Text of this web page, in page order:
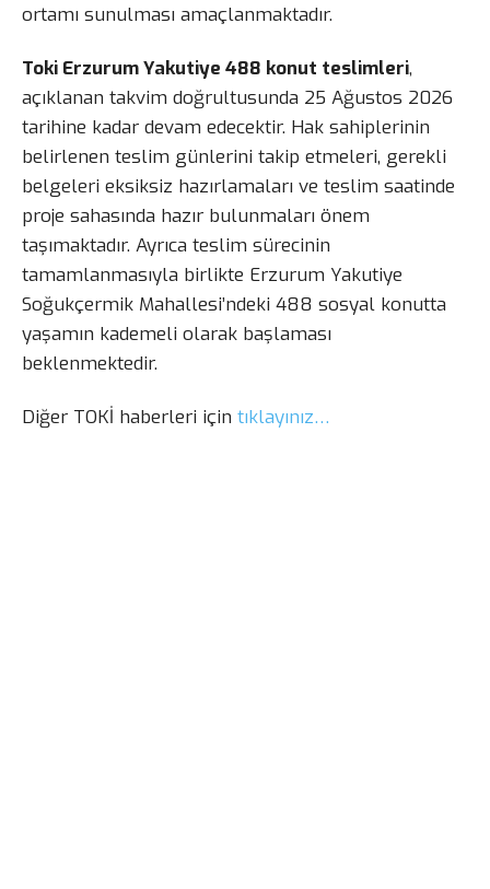
ortamı sunulması amaçlanmaktadır.
Toki Erzurum Yakutiye 488 konut teslimleri,
açıklanan takvim doğrultusunda 25 Ağustos 2026
tarihine kadar devam edecektir. Hak sahiplerinin
belirlenen teslim günlerini takip etmeleri, gerekli
belgeleri eksiksiz hazırlamaları ve teslim saatinde
proje sahasında hazır bulunmaları önem
taşımaktadır. Ayrıca teslim sürecinin
tamamlanmasıyla birlikte Erzurum Yakutiye
Soğukçermik Mahallesi’ndeki 488 sosyal konutta
yaşamın kademeli olarak başlaması
beklenmektedir.
Diğer TOKİ haberleri için tıklayınız…